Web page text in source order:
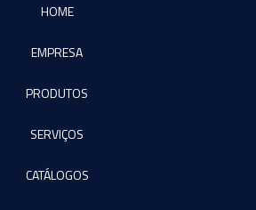
HOME
EMPRESA
PRODUTOS
SERVIÇOS
CATÁLOGOS